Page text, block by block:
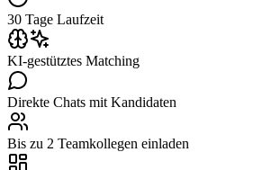
30 Tage Laufzeit
KI-gestütztes Matching
Direkte Chats mit Kandidaten
Bis zu 2 Teamkollegen einladen